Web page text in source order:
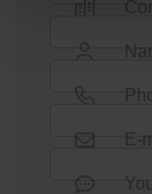
E-